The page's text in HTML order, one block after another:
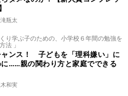
瓶太
り学ぶ子のための、小学校６年間の勉強を
法 」
ャンス！ 子どもを「理科嫌い」に
……親の関わり方と家庭でできる
和実